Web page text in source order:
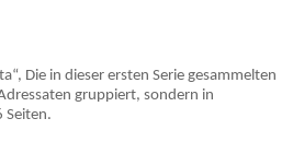
Die in dieser ersten Serie gesammelten
gruppiert, sondern in
Seiten.